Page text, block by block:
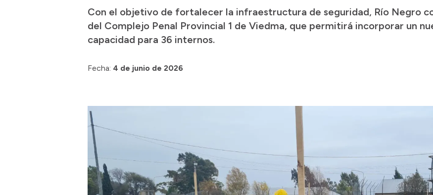
Con el objetivo de fortalecer la infraestructura de seguridad, Río Negro
del Complejo Penal Provincial 1 de Viedma, que permitirá incorporar un
capacidad para 36 internos.
Fecha: 4 de junio de 2026